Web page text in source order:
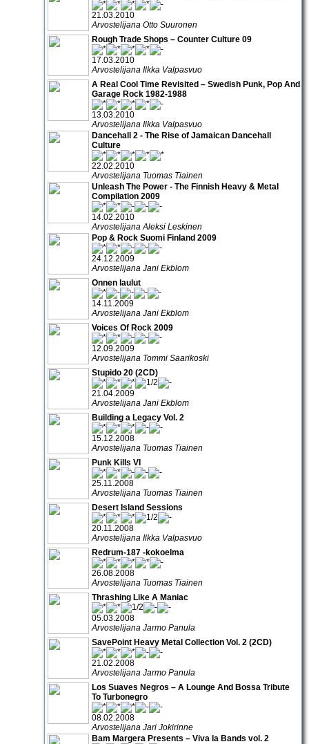
21.03.2010
Arvostelijana Otto Suuronen
Rough Trade Shops – Counter Culture 09
17.03.2010
Arvostelijana Ilkka Valpasvuo
A Real Cool Time Revisited – Swedish Punk, Pop And
Garage Rock 1982-1988
13.03.2010
Arvostelijana Ilkka Valpasvuo
Dancehall 2 - The Rise of Jamaican Dancehall
Culture
22.02.2010
Arvostelijana Tuomas Tiainen
Unleash The Power - The Finnish Heavy & Metal
Compilation 2009
14.02.2010
Arvostelijana Aleksi Leskinen
Pop & Rock Suomi Finland 2009
24.12.2009
Arvostelijana Jani Ekblom
Onnen laulut
14.11.2009
Arvostelijana Jani Ekblom
Voices Of Rock 2009
12.09.2009
Arvostelijana Tommi Saarikoski
Stupido 20 (2CD)
21.04.2009
Arvostelijana Jani Ekblom
Building a Legacy Vol. 2
15.12.2008
Arvostelijana Tuomas Tiainen
Punk Kills VI
25.11.2008
Arvostelijana Tuomas Tiainen
Desert Island Sessions
20.11.2008
Arvostelijana Ilkka Valpasvuo
Redrum-187 -kokoelma
26.08.2008
Arvostelijana Tuomas Tiainen
Thrashing Like A Maniac
05.03.2008
Arvostelijana Jarmo Panula
SavePoint Heavy Metal Collection Vol. 2 (2CD)
21.02.2008
Arvostelijana Jarmo Panula
Los Suaves Negros – A Lounge And Bossa Tribute
To Turbonegro
08.02.2008
Arvostelijana Jari Jokirinne
Bam Margera Presents – Viva la Bands vol. 2